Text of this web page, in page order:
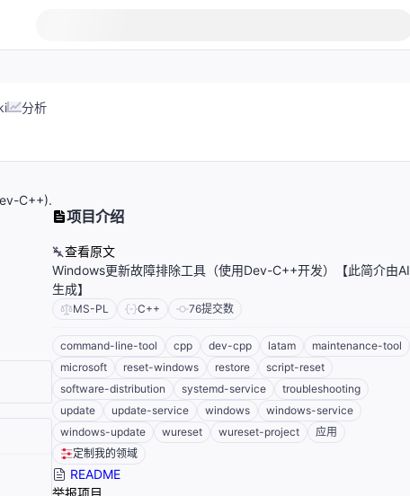
分析
C++).
项目介绍
查看原文
Windows更新故障排除工具（使用Dev-C++开发）【此简介由AI
生成】
MS-PL C++ 76提交数
command-line-tool cpp dev-cpp latam
maintenance-tool
microsoft
reset-windows restore
script-reset
software-distribution
systemd-service
troubleshooting
update
update-service windows
windows-service
windows-update
wureset wureset-project
应用
定制我的领域
README